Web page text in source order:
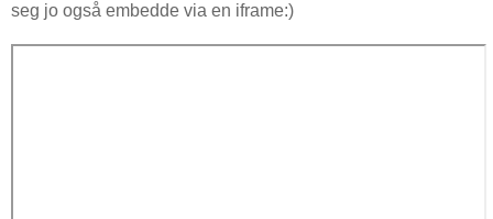
seg jo også embedde via en iframe:)